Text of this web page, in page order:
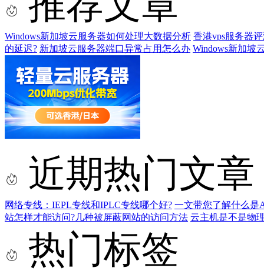
Windows新加坡云服务器如何处理大数据分析 香港vps服务器
的延迟? 新加坡云服务器端口异常占用怎么办 Windows新加坡
近期热门文章
网络专线：IEPL专线和IPLC专线哪个好? 一文带您了解什么是
站怎样才能访问?几种被屏蔽网站的访问方法 云主机是不是物
热门标签